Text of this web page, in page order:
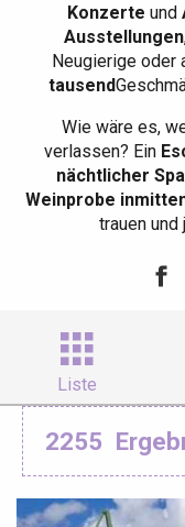
Konzerte und
Ausstellungen
Neugierige oder
tausend
Wie wäre es,
verlassen? Ein
nächtlicher
Weinprobe
trauen
Liste
2255